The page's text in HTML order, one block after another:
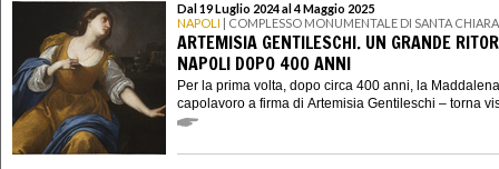
Dal 19 Luglio 2024 al 4 Maggio 2025
NAPOLI | COMPLESSO MONUMENTALE DI SANTA CHIARA
ARTEMISIA GENTILESCHI. UN GRANDE
NAPOLI DOPO 400 ANNI
Per la prima volta, dopo circa 400 anni, la
capolavoro a firma di Artemisia Gentileschi – torna